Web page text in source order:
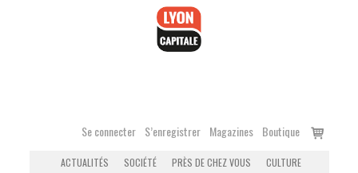
Se connecter S’enregistrer Magazines Boutique
Voir
ACTUALITÉS SOCIÉTÉ PRÈS DE CHEZ VOUS
CULTURE